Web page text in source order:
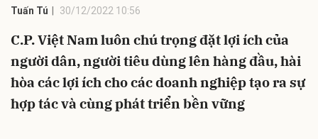
Tuấn Tú 30/12/2022 10:56
C.P. Việt Nam luôn chú trọng đặt lợi ích của
người dân, người tiêu dùng lên hàng đầu, hài
hòa các lợi ích cho các doanh nghiệp tạo ra sự
hợp tác và cùng phát triển bền vững
Hủy